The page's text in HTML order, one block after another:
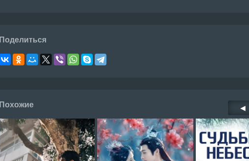
Поделиться
Похожие ◀